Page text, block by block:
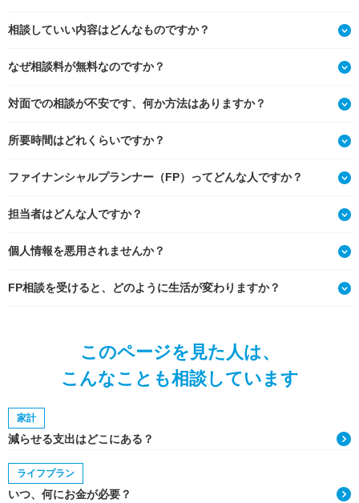
相談していい内容はどんなものですか？
なぜ相談料が無料なのですか？
対面での相談が不安です、何か方法はありますか？
所要時間はどれくらいですか？
ファイナンシャルプランナー（FP）ってどんな人ですか？
担当者はどんな人ですか？
個人情報を悪用されませんか？
FP相談を受けると、どのように生活が変わりますか？
このページを見た人は、
こんなことも相談しています
家計
減らせる支出はどこにある？
ライフプラン
いつ、何にお金が必要？